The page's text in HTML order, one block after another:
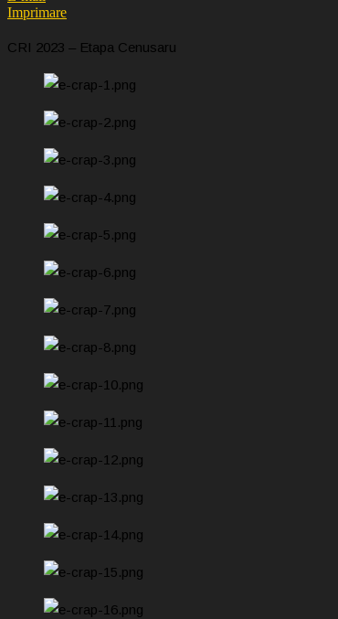
Imprimare
CRI 2023 – Etapa Cenusaru